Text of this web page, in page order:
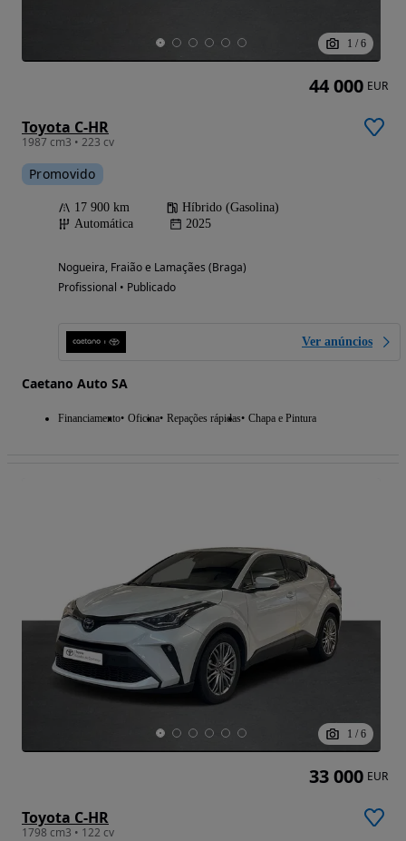
1 / 6
Toyota C-HR
1987 cm3 • 223 cv
Promovido
17 900 km
Híbrido (Gasolina)
Automática
2025
Nogueira, Fraião e Lamaçães (Braga)
Profissional • Publicado
Ver anúncios
Caetano Auto SA
Financiamento Oficina Repações rápidas Chapa e Pintura
44 000 EUR
1 / 6
Toyota C-HR
1798 cm3 • 122 cv
33 000 EUR